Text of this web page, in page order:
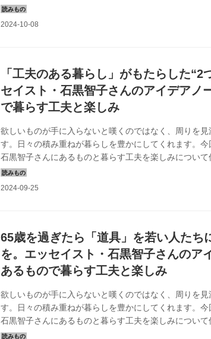
号掲載）
「工夫のある暮らし」がもたらした“2
セイスト・石黒智子さんのアイデアノ
で暮らす工夫と楽しみ
欲しいものが手に入らないと嘆くのではなく、周りを
す。日々の積み重ねが暮らしを豊かにしてくれます。今
石黒智子さんにあるものと暮らす工夫を楽しみについて
には、工夫のある暮らしがもたらした二つのことがあり
活』2020年8月号掲載）
65歳を過ぎたら「道具」を若い人たち
を。エッセイスト・石黒智子さんのア
あるもので暮らす工夫と楽しみ
欲しいものが手に入らないと嘆くのではなく、周りを
す。日々の積み重ねが暮らしを豊かにしてくれます。今
石黒智子さんにあるものと暮らす工夫を楽しみについて
は、65歳を過ぎてから、大切に使ってきた道具を若い方